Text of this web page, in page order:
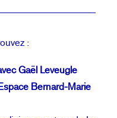
:
Gaël Leveugle
Bernard-Marie